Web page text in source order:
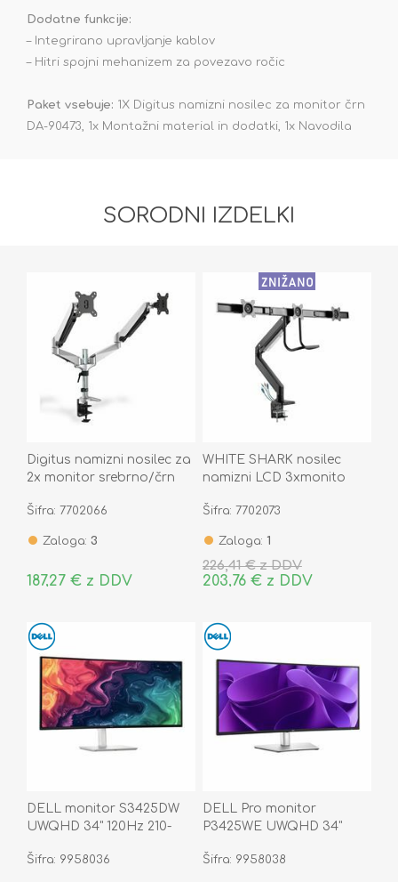
Dodatne funkcije:
– Integrirano upravljanje kablov
– Hitri spojni mehanizem za povezavo ročic
Paket vsebuje: 1X Digitus namizni nosilec za monitor črn
DA-90473, 1x Montažni material in dodatki, 1x Navodila
SORODNI IZDELKI
Digitus namizni nosilec za
2x monitor srebrno/črn
Šifra: 7702066
Zaloga: 3
187,27 € z DDV
WHITE SHARK nosilec
namizni LCD 3xmonito
RHAMSES-III
Šifra: 7702073
Zaloga: 1
226,41 € z DDV
203,76 € z DDV
DELL monitor S3425DW
UWQHD 34" 120Hz 210-
postaja 65W
Šifra: 9958036
DELL Pro monitor
P3425WE UWQHD 34"
priklopna postaja 90W
Šifra: 9958038